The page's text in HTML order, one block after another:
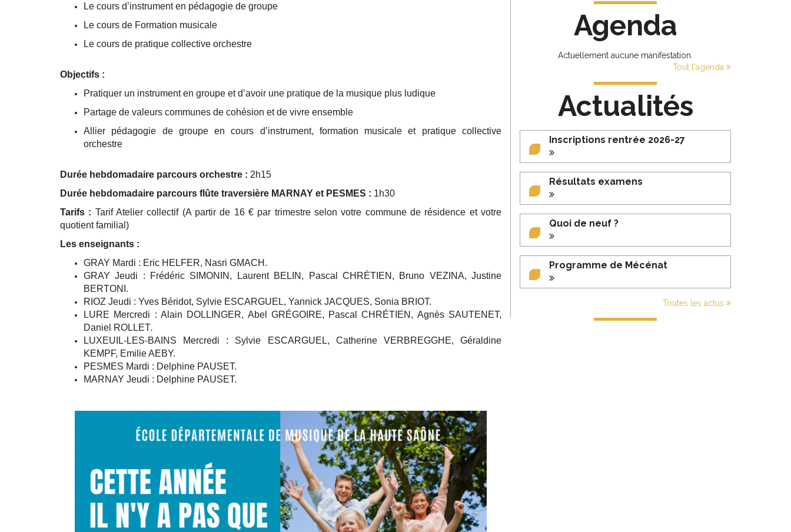
Le cours d’instrument en pédagogie de groupe
Le cours de Formation musicale
Le cours de pratique collective orchestre
Objectifs :
Pratiquer un instrument en groupe et d’avoir une pratique de la musique plus ludique
Partage de valeurs communes de cohésion et de vivre ensemble
Allier pédagogie de groupe en cours d’instrument, formation musicale et pratique collective
orchestre
Durée hebdomadaire parcours orchestre : 2h15
Durée hebdomadaire parcours flûte traversière MARNAY et PESMES : 1h30
Tarifs : Tarif Atelier collectif (A partir de 16 € par trimestre selon votre commune de résidence et votre
quotient familial)
Les enseignants :
GRAY Mardi : Eric HELFER, Nasri GMACH.
GRAY Jeudi : Frédéric SIMONIN, Laurent BELIN, Pascal CHRÉTIEN, Bruno VEZINA, Justine
BERTONI.
RIOZ Jeudi : Yves Béridot, Sylvie ESCARGUEL, Yannick JACQUES, Sonia BRIOT.
LURE Mercredi : Alain DOLLINGER, Abel GRÉGOIRE, Pascal CHRÉTIEN, Agnès SAUTENET,
Daniel ROLLET.
LUXEUIL-LES-BAINS Mercredi : Sylvie ESCARGUEL, Catherine VERBREGGHE, Géraldine
KEMPF, Emilie AEBY.
PESMES Mardi : Delphine PAUSET.
MARNAY Jeudi : Delphine PAUSET.
Agenda
Actuellement aucune manifestation.
Tout l'agenda
Actualités
Inscriptions rentrée 2026-27
Résultats examens
Quoi de neuf ?
Programme de Mécénat
Toutes les actus